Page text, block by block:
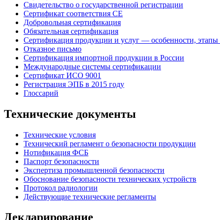
Свидетельство о государственной регистрации
Сертификат соответствия СЕ
Добровольная сертификация
Обязательная сертификация
Сертификация продукции и услуг — особенности, этапы
Отказное письмо
Сертификация импортной продукции в России
Международные системы сертификации
Сертификат ИСО 9001
Регистрация ЭПБ в 2015 году
Глоссарий
Технические документы
Технические условия
Технический регламент о безопасности продукции
Нотификация ФСБ
Паспорт безопасности
Экспертиза промышленной безопасности
Обоснование безопасности технических устройств
Протокол радиологии
Действующие технические регламенты
Декларирование